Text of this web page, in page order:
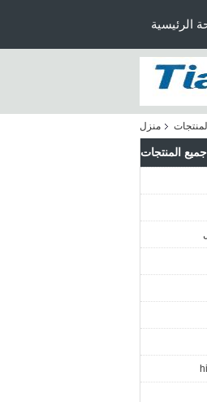
الرئيسية
منزل المنتجات
جميع المنتجات